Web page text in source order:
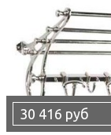
30 416 руб